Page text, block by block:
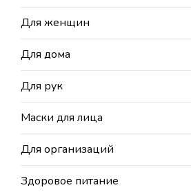
Для женщин
Для дома
Для рук
Маски для лица
Для организаций
Здоровое питание